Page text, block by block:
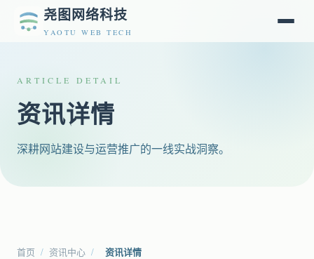
尧图网络科技
YAOTU WEB TECH
ARTICLE DETAIL
资讯详情
深耕网站建设与运营推广的一线实战洞察。
首页 / 资讯中心 / 资讯详情